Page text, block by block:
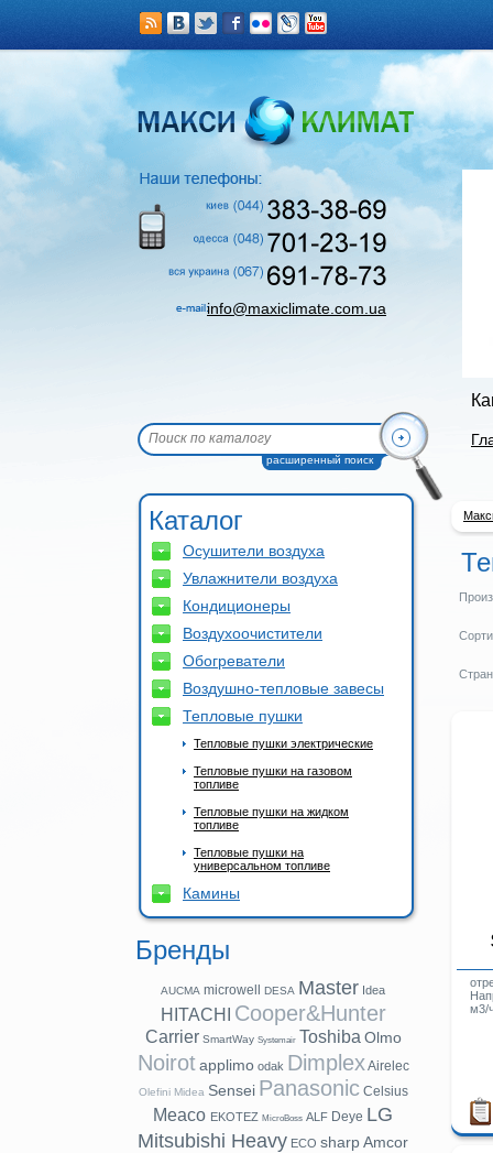
info@maxiclimate.com.ua
расширенный поиск
м3/
Каталог
Осушители воздуха
Увлажнители воздуха
Кондиционеры
Воздухоочистители
Обогреватели
Воздушно-тепловые завесы
Тепловые пушки
Тепловые пушки электрические
Тепловые пушки на газовом
топливе
Тепловые пушки на жидком
топливе
Тепловые пушки на
универсальном топливе
Камины
Бренды
AUCMA microwell DESA Master Idea
HITACHI Cooper&Hunter
Carrier SmartWay Systemair Toshiba Olmo
Noirot applimo odak DimplexAirelec
Olefini Midea Sensei Panasonic Celsius
Meaco EKOTEZ MicroBoss ALF Deye LG
Mitsubishi Heavy ECO sharpAmcor